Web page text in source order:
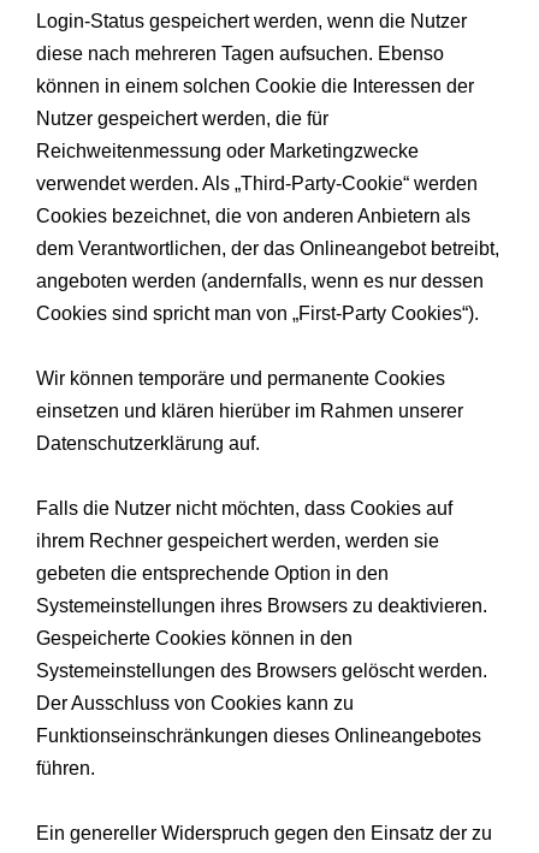
Login-Status gespeichert werden, wenn die Nutzer
diese nach mehreren Tagen aufsuchen. Ebenso
können in einem solchen Cookie die Interessen der
Nutzer gespeichert werden, die für
Reichweitenmessung oder Marketingzwecke
verwendet werden. Als „Third-Party-Cookie“ werden
Cookies bezeichnet, die von anderen Anbietern als
dem Verantwortlichen, der das Onlineangebot betreibt,
angeboten werden (andernfalls, wenn es nur dessen
Cookies sind spricht man von „First-Party Cookies“).
Wir können temporäre und permanente Cookies
einsetzen und klären hierüber im Rahmen unserer
Datenschutzerklärung auf.
Falls die Nutzer nicht möchten, dass Cookies auf
ihrem Rechner gespeichert werden, werden sie
gebeten die entsprechende Option in den
Systemeinstellungen ihres Browsers zu deaktivieren.
Gespeicherte Cookies können in den
Systemeinstellungen des Browsers gelöscht werden.
Der Ausschluss von Cookies kann zu
Funktionseinschränkungen dieses Onlineangebotes
führen.
Ein genereller Widerspruch gegen den Einsatz der zu